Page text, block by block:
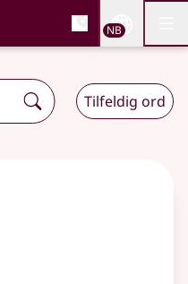
og
NB
Tilfeldig ord